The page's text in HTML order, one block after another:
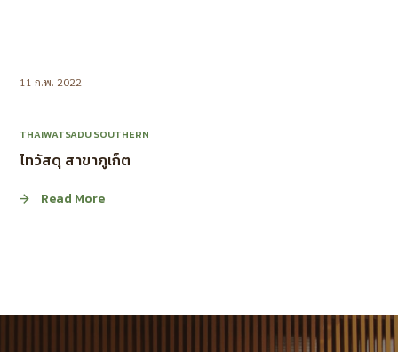
11 ก.พ. 2022
THAIWATSADU SOUTHERN
ไทวัสดุ สาขาภูเก็ต
Read More